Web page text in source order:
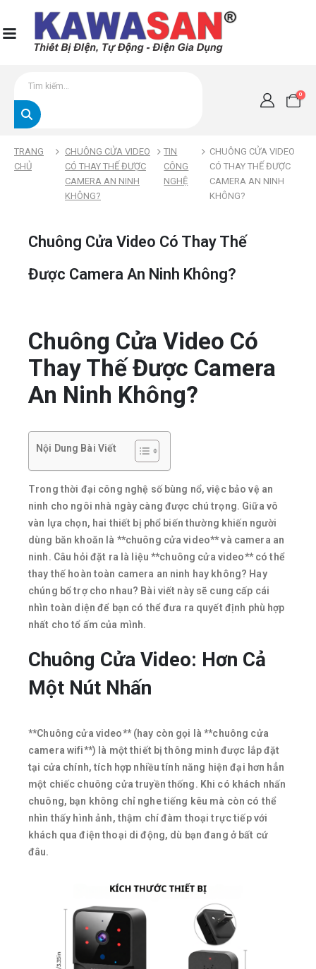
0
TRANG
CHỦ
CHUÔNG CỬA VIDEO
CÓ THAY THẾ ĐƯỢC
CAMERA AN NINH
KHÔNG?
TIN
CÔNG
NGHỆ
CHUÔNG CỬA VIDEO
CÓ THAY THẾ ĐƯỢC
CAMERA AN NINH
KHÔNG?
Chuông Cửa Video Có Thay Thế
Được Camera An Ninh Không?
Chuông Cửa Video Có
Thay Thế Được Camera
An Ninh Không?
Nội Dung Bài Viết
Trong thời đại công nghệ số bùng nổ, việc bảo vệ an
ninh cho ngôi nhà ngày càng được chú trọng. Giữa vô
vàn lựa chọn, hai thiết bị phổ biến thường khiến người
dùng băn khoăn là **chuông cửa video** và camera an
ninh. Câu hỏi đặt ra là liệu **chuông cửa video** có thể
thay thế hoàn toàn camera an ninh hay không? Hay
chúng bổ trợ cho nhau? Bài viết này sẽ cung cấp cái
nhìn toàn diện để bạn có thể đưa ra quyết định phù hợp
nhất cho tổ ấm của mình.
Chuông Cửa Video: Hơn Cả
Một Nút Nhấn
**Chuông cửa video** (hay còn gọi là **chuông cửa
camera wifi**) là một thiết bị thông minh được lắp đặt
tại cửa chính, tích hợp nhiều tính năng hiện đại hơn hẳn
một chiếc chuông cửa truyền thống. Khi có khách nhấn
chuông, bạn không chỉ nghe tiếng kêu mà còn có thể
nhìn thấy hình ảnh, thậm chí đàm thoại trực tiếp với
khách qua điện thoại di động, dù bạn đang ở bất cứ
đâu.